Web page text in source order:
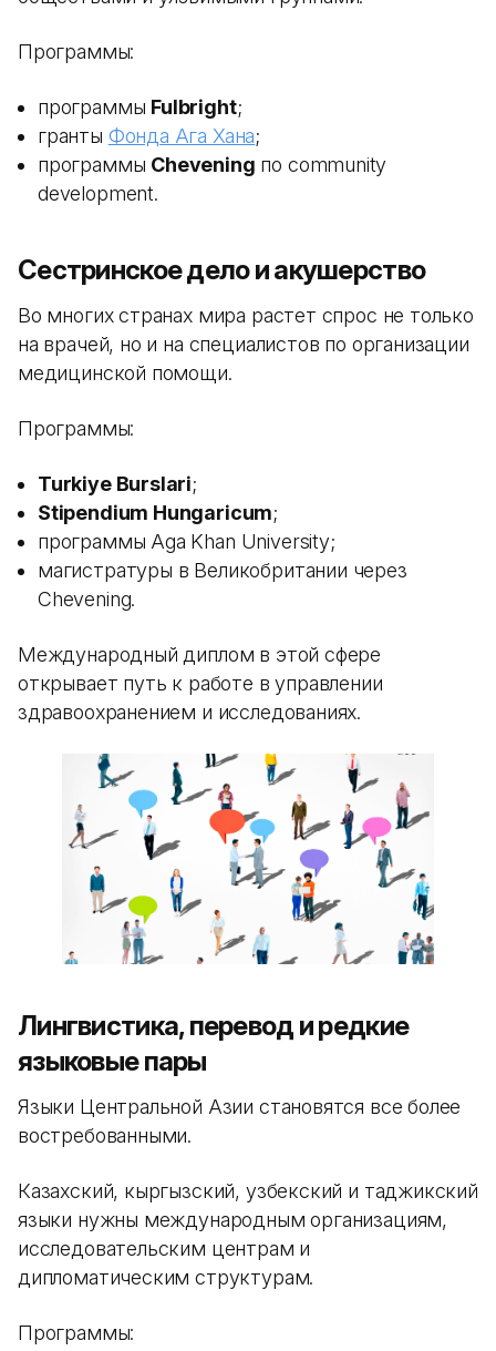
Программы:
программы Fulbright;
гранты Фонда Ага Хана;
программы Chevening по community
development.
Сестринское дело и акушерство
Во многих странах мира растет спрос не только
на врачей, но и на специалистов по организации
медицинской помощи.
Программы:
Turkiye Burslari;
Stipendium Hungaricum;
программы Aga Khan University;
магистратуры в Великобритании через
Chevening.
Международный диплом в этой сфере
открывает путь к работе в управлении
здравоохранением и исследованиях.
Лингвистика, перевод и редкие
языковые пары
Языки Центральной Азии становятся все более
востребованными.
Казахский, кыргызский, узбекский и таджикский
языки нужны международным организациям,
исследовательским центрам и
дипломатическим структурам.
Программы: